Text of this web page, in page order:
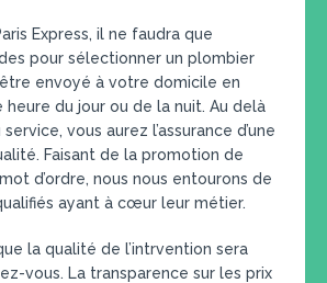
Express, il ne faudra que
pour sélectionner un plombier
envoyé à votre domicile en
du jour ou de la nuit. Au delà
vous aurez l’assurance d’une
Faisant de la promotion de
d’ordre, nous nous entourons de
ayant à cœur leur métier.
la qualité de l’intrvention sera
vous. La transparence sur les prix